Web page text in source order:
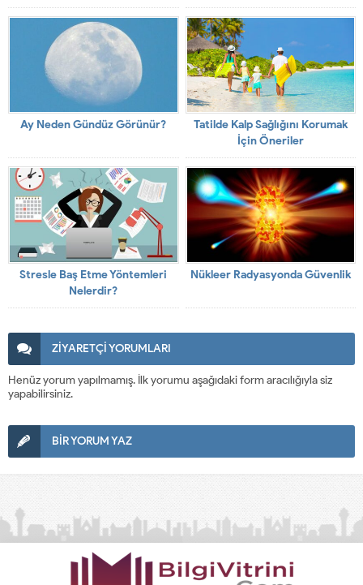
Ay Neden Gündüz Görünür?
Tatilde Kalp Sağlığını Korumak
İçin Öneriler
Stresle Baş Etme Yöntemleri
Nelerdir?
Nükleer Radyasyonda Güvenlik
ZİYARETÇİ YORUMLARI
Henüz yorum yapılmamış. İlk yorumu aşağıdaki form aracılığıyla siz
yapabilirsiniz.
BİR YORUM YAZ